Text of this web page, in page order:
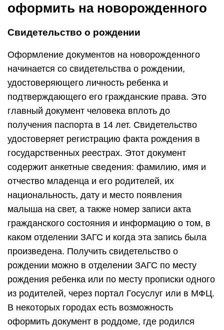
оформить на новорожденного
Свидетельство о рождении
Оформление документов на новорожденного
начинается со свидетельства о рождении,
удостоверяющего личность ребенка и
подтверждающего его гражданские права. Это
главный документ человека вплоть до
получения паспорта в 14 лет. Свидетельство
удостоверяет регистрацию факта рождения в
государственных реестрах. Этот документ
содержит анкетные сведения: фамилию, имя и
отчество младенца и его родителей, их
национальность, дату и место появления
малыша на свет, а также номер записи акта
гражданского состояния и информацию о том, в
каком отделении ЗАГС и когда эта запись была
произведена. Получить свидетельство о
рождении можно в отделении ЗАГС по месту
рождения ребенка или по месту прописки одного
из родителей, через портал Госуслуг или в МФЦ.
В некоторых городах есть возможность
оформить документ в роддоме, где родился